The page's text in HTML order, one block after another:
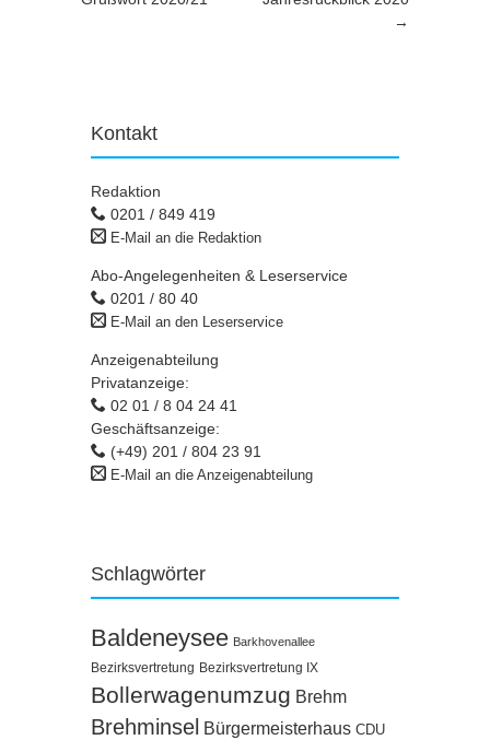
→
Kontakt
Redaktion
0201 / 849 419
E-Mail an die Redaktion
Abo-Angelegenheiten & Leserservice
0201 / 80 40
E-Mail an den Leserservice
Anzeigenabteilung
Privatanzeige:
02 01 / 8 04 24 41
Geschäftsanzeige:
(+49) 201 / 804 23 91
E-Mail an die Anzeigenabteilung
Schlagwörter
Baldeneysee Barkhovenallee
Bezirksvertretung Bezirksvertretung IX
Bollerwagenumzug Brehm
Brehminsel Bürgermeisterhaus CDU